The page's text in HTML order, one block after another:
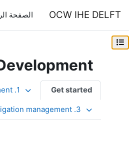
OCW IHE DELFT الصفحة
المقرر
الخطوط
Get started
1. Relevance of irrigation management
3. Tasks in irrigation management